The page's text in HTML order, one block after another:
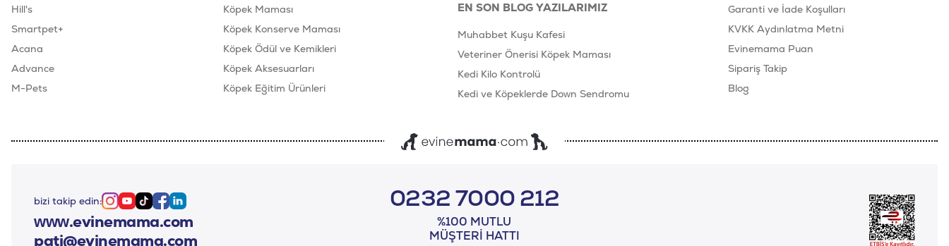
Hill's
Smartpet+
Acana
Advance
M-Pets
Köpek Maması
Köpek Konserve Maması
Köpek Ödül ve Kemikleri
Köpek Aksesuarları
Köpek Eğitim Ürünleri
EN SON BLOG YAZILARIMIZ
Muhabbet Kuşu Kafesi
Veteriner Önerisi Köpek Maması
Kedi Kilo Kontrolü
Kedi ve Köpeklerde Down Sendromu
Garanti ve İade Koşulları
KVKK Aydınlatma Metni
Evinemama Puan
Sipariş Takip
Blog
bizi takip edin: Instagram
Youtube
TiktokFacebook
Linkedin
www.evinemama.com
pati@evinemama.com
0232 7000 212
%100 MUTLU
MÜŞTERI HATTI